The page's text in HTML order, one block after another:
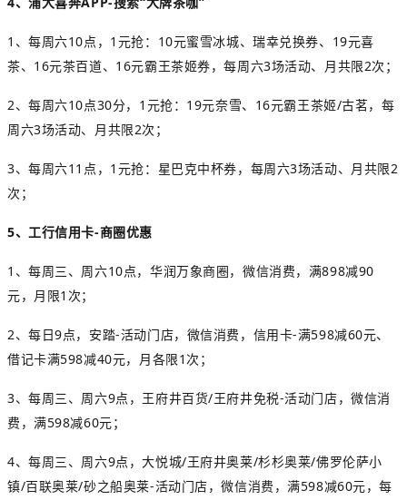
1、每周六10点，1元抢：10元蜜雪冰城、瑞幸兑换券、19元喜
茶、16元茶百道、16元霸王茶姬券，每周六3场活动、月共限2次；
2、每周六10点30分，1元抢：19元奈雪、16元霸王茶姬/古茗，每
周六3场活动、月共限2次；
3、每周六11点，1元抢：星巴克中杯券，每周六3场活动、月共限2
次；
5、工行信用卡-商圈优惠
1、每周三、周六10点，华润万象商圈，微信消费，满898减90
元，月限1次；
2、每日9点，安踏-活动门店，微信消费，信用卡-满598减60元、
借记卡满598减40元，月各限1次；
3、每周三、周六9点，王府井百货/王府井免税-活动门店，微信消
费，满598减60元；
4、每周三、周六9点，大悦城/王府井奥莱/杉杉奥莱/佛罗伦萨小
镇/百联奥莱/砂之船奥莱-活动门店，微信消费，满598减60元，每